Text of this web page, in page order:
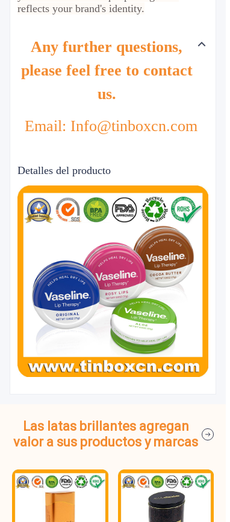
reflects your brand's identity.
Any further questions,
please feel free to contact
us.
Email: Info@tinboxcn.com
Detalles del producto
Las latas brillantes agregan
valor a sus productos y marcas